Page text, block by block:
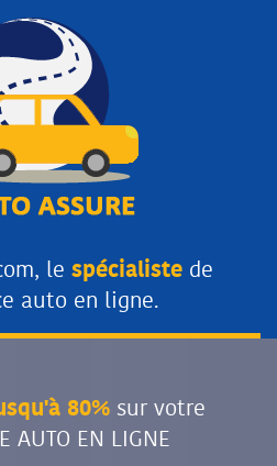
le spécialiste de
auto en ligne.
80% sur votre
AUTO EN LIGNE